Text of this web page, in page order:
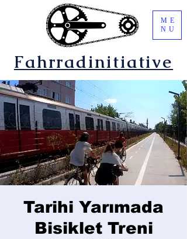
Fahrradinitiative
ME
NU
Tarihi Yarımada
Bisiklet Treni